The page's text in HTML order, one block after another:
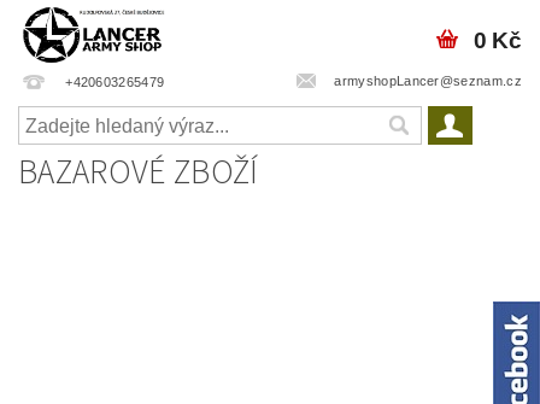
+420603265479 armyshopLancer@seznam.cz
0 Kč
BAZAROVÉ ZBOŽÍ